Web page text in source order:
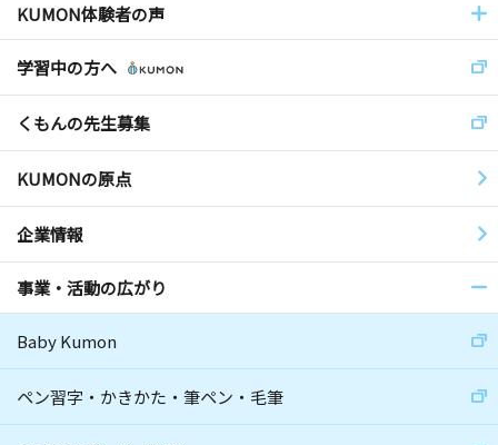
KUMON体験者の声
学習中の方へ
くもんの先生募集
KUMONの原点
企業情報
事業・活動の広がり
Baby Kumon
ペン習字・かきかた・筆ペン・毛筆